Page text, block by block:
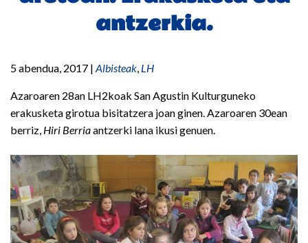
antzerkia.
5 abendua, 2017 | Albisteak, LH
Azaroaren 28an LH2koak San Agustin Kulturguneko
erakusketa girotua bisitatzera joan ginen. Azaroaren 30ean
berriz, Hiri Berriaantzerki lana ikusi genuen.